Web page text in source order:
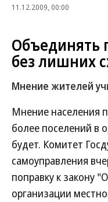
11.12.2009, 00:00
Объединять
без лишних
Мнение жителей
Мнение населения
более поселений в
будет. Комитет
самоуправления
поправку к закону
организации